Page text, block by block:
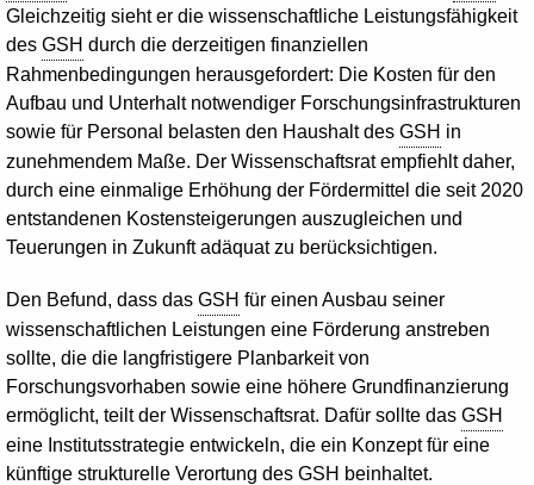
Gleichzeitig sieht er die wissenschaftliche Leistungsfähigkeit
des GSH durch die derzeitigen finanziellen
Rahmenbedingungen herausgefordert: Die Kosten für den
Aufbau und Unterhalt notwendiger Forschungsinfrastrukturen
sowie für Personal belasten den Haushalt des GSH in
zunehmendem Maße. Der Wissenschaftsrat empfiehlt daher,
durch eine einmalige Erhöhung der Fördermittel die seit 2020
entstandenen Kostensteigerungen auszugleichen und
Teuerungen in Zukunft adäquat zu berücksichtigen.
Den Befund, dass das GSH für einen Ausbau seiner
wissenschaftlichen Leistungen eine Förderung anstreben
sollte, die die langfristigere Planbarkeit von
Forschungsvorhaben sowie eine höhere Grundfinanzierung
ermöglicht, teilt der Wissenschaftsrat. Dafür sollte das GSH
eine Institutsstrategie entwickeln, die ein Konzept für eine
künftige strukturelle Verortung des GSH beinhaltet.